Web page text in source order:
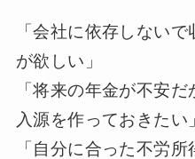
「会社に依存しない
が欲しい」
「将来の年金が不安
入源を作っておきたい」
「自分に合った不労